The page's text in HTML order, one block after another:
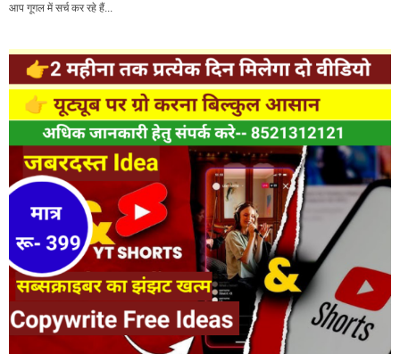
आप गूगल में सर्च कर रहे हैं...